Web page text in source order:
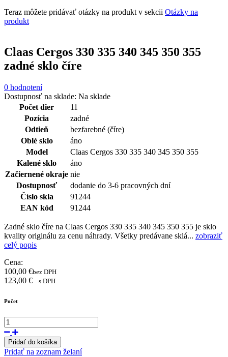
Teraz môžete pridávať otázky na produkt v sekcii Otázky na
produkt
Claas Cergos 330 335 340 345 350 355
zadné sklo číre
0 hodnotení
Dostupnosť na sklade: Na sklade
Počet dier
11
Pozícia
zadné
Odtieň
bezfarebné (číre)
Oblé sklo
áno
Model
Claas Cergos 330 335 340 345 350 355
Kalené sklo
áno
Začiernené okraje nie
Dostupnosť
dodanie do 3-6 pracovných dní
Číslo skla
91244
EAN kód
91244
Zadné sklo číre na Claas Cergos 330 335 340 345 350 355 je sklo
kvality originálu za cenu náhrady. Všetky predávane sklá... zobraziť
celý popis
Cena:
100,00 €bez DPH
123,00 € s DPH
Počet
Pridať do košíka
Pridať na zoznam želaní